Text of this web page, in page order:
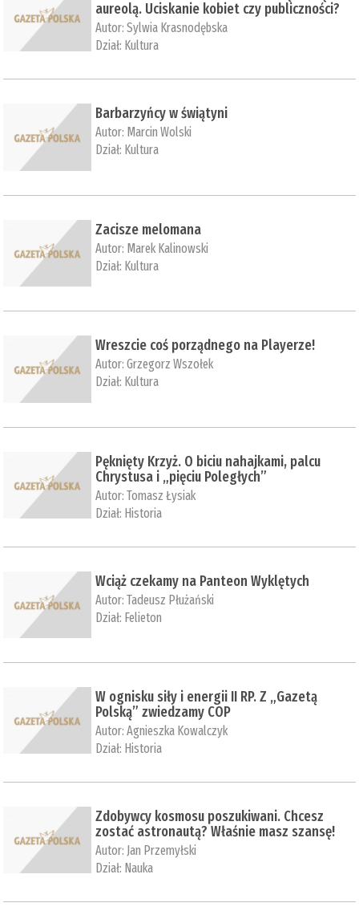
aureolą. Uciskanie kobiet czy publiczności?
Autor:Sylwia Krasnodębska
Dział: Kultura
Barbarzyńcy w świątyni
Autor: Marcin Wolski
Dział: Kultura
Zacisze melomana
Autor: Marek Kalinowski
Dział: Kultura
Wreszcie coś porządnego na Playerze!
Autor:Grzegorz Wszołek
Dział: Kultura
Pęknięty Krzyż. O biciu nahajkami, palcu
Chrystusa i „pięciu Poległych”
Autor:Tomasz Łysiak
Dział: Historia
Wciąż czekamy na Panteon Wyklętych
Autor:Tadeusz Płużański
Dział: Felieton
W ognisku siły i energii II RP. Z „Gazetą
Polską” zwiedzamy COP
Autor:Agnieszka Kowalczyk
Dział: Historia
Zdobywcy kosmosu poszukiwani. Chcesz
zostać astronautą? Właśnie masz szansę!
Autor: Jan Przemyłski
Dział: Nauka